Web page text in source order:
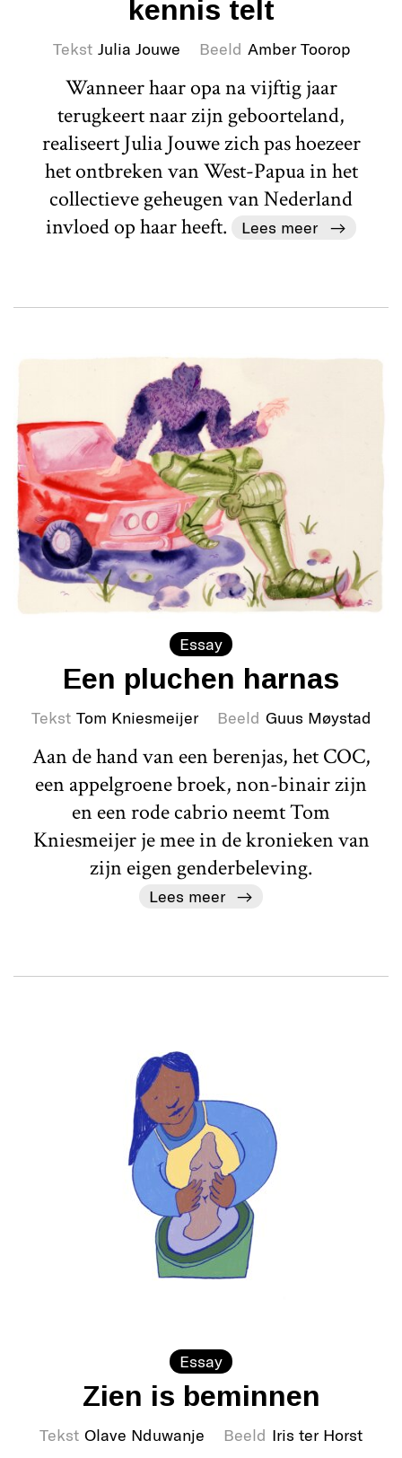
kennis telt
Tekst Julia Jouwe Beeld Amber Toorop
Wanneer haar opa na vijftig jaar
terugkeert naar zijn geboorteland,
realiseert Julia Jouwe zich pas hoezeer
het ontbreken van West-Papua in het
collectieve geheugen van Nederland
invloed op haar heeft.
Lees meer
Essay
Een pluchen harnas
Tekst Tom Kniesmeijer Beeld Guus Møystad
Aan de hand van een berenjas, het COC,
een appelgroene broek, non-binair zijn
en een rode cabrio neemt Tom
Kniesmeijer je mee in de kronieken van
zijn eigen genderbeleving.
Lees meer
Essay
Zien is beminnen
Tekst Olave Nduwanje Beeld Iris ter Horst